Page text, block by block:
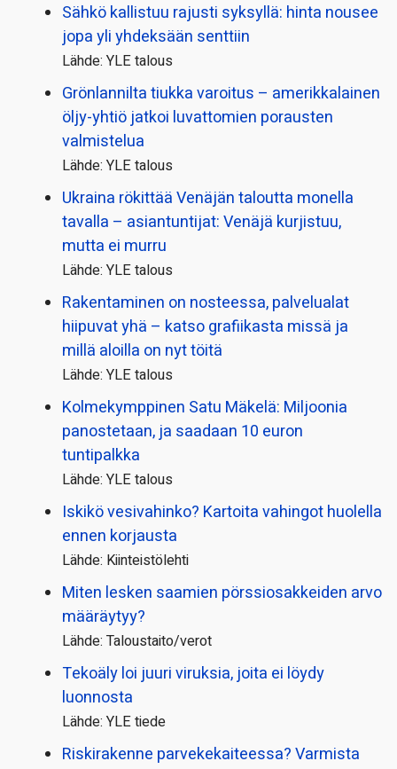
Sähkö kallistuu rajusti syksyllä: hinta nousee
jopa yli yhdeksään senttiin
Lähde: YLE talous
Grönlannilta tiukka varoitus – amerikkalainen
öljy-yhtiö jatkoi luvattomien porausten
valmistelua
Lähde: YLE talous
Ukraina rökittää Venäjän taloutta monella
tavalla – asiantuntijat: Venäjä kurjistuu,
mutta ei murru
Lähde: YLE talous
Rakentaminen on nosteessa, palvelualat
hiipuvat yhä – katso grafiikasta missä ja
millä aloilla on nyt töitä
Lähde: YLE talous
Kolmekymppinen Satu Mäkelä: Miljoonia
panostetaan, ja saadaan 10 euron
tuntipalkka
Lähde: YLE talous
Iskikö vesivahinko? Kartoita vahingot huolella
ennen korjausta
Lähde: Kiinteistölehti
Miten lesken saamien pörssi­osakkeiden arvo
määräytyy?
Lähde: Taloustaito/verot
Tekoäly loi juuri viruksia, joita ei löydy
luonnosta
Lähde: YLE tiede
Riskirakenne parvekekaiteessa? Varmista